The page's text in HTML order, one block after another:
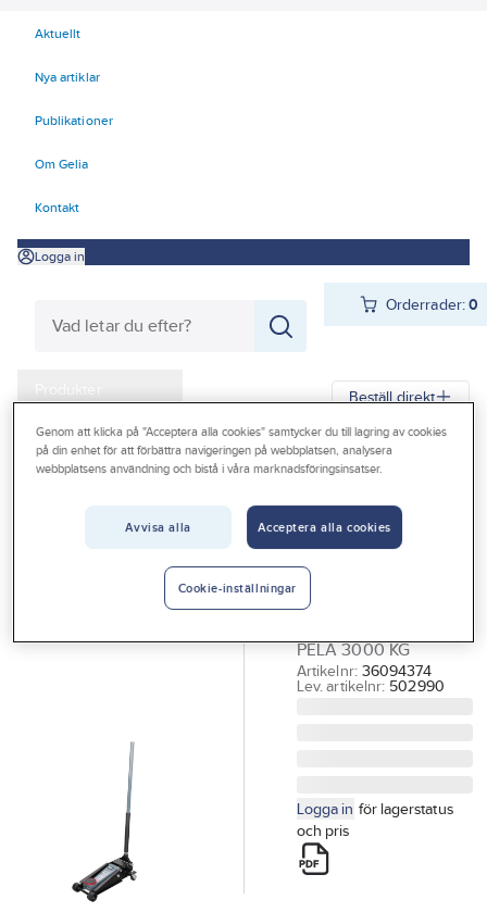
Aktuellt
Nya artiklar
Publikationer
Om Gelia
Kontakt
Logga in
Orderrader:0
Produkter
Kampanjer
Outlet
Beställ direkt
Gelia Produkter Arbetsplats Lyft
Domkrafter
Garagedomkraft
PELA 3000 kg
PELA 3000 KG
Artikelnr: 36094374
Lev. artikelnr: 502990
Logga in för lagerstatus
och pris
Genom att klicka på "Acceptera alla cookies" samtycker du till lagring av cookies
på din enhet för att förbättra navigeringen på webbplatsen, analysera
webbplatsens användning och bistå i våra marknadsföringsinsatser.
Avvisa alla Acceptera alla cookies
Cookie-inställningar